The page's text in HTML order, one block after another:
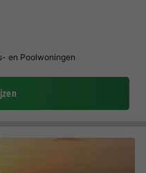
en Poolwoningen